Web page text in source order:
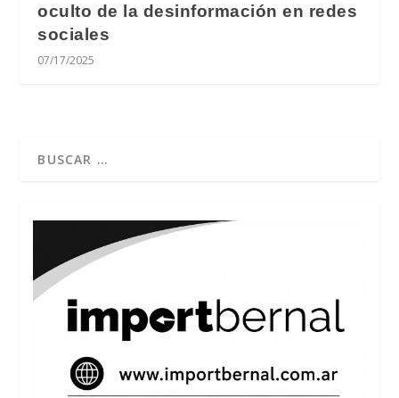
oculto de la desinformación en redes
sociales
07/17/2025